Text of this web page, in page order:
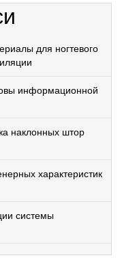
для ногтевого
информационной
наклонных штор
характеристик
системы